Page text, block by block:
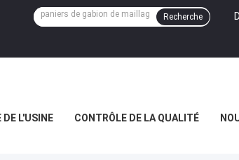
Recherche
DE L'USINE CONTRÔLE DE LA QUALITÉ